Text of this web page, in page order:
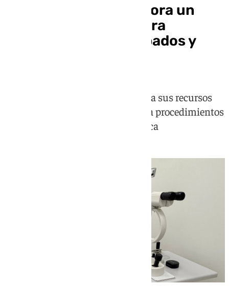
Vithas Málaga incorpora un
nuevo láser de CO₂ para
tratamientos en párpados y
El Servicio de Oftalmología amplía sus recursos
con una tecnología específica para procedimientos
perioculares y cirugía oculoplástica